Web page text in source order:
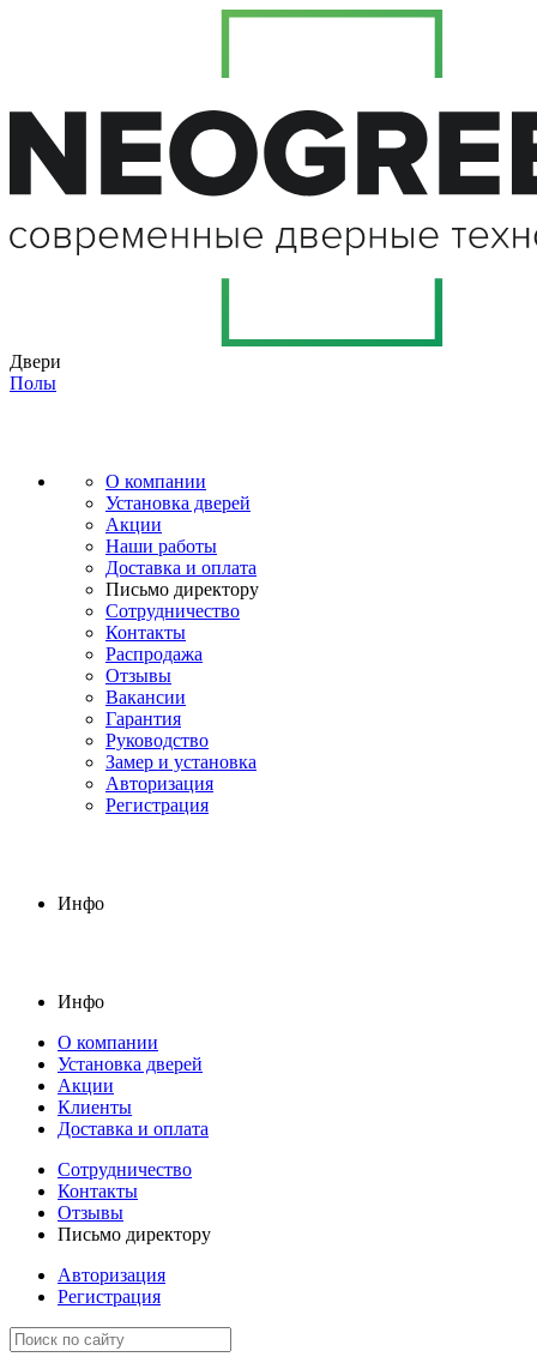
Двери
Полы
О компании
Установка дверей
Акции
Наши работы
Доставка и оплата
Письмо директору
Сотрудничество
Контакты
Распродажа
Отзывы
Вакансии
Гарантия
Руководство
Замер и установка
Авторизация
Регистрация
Инфо
Инфо
О компании
Установка дверей
Акции
Клиенты
Доставка и оплата
Сотрудничество
Контакты
Отзывы
Письмо директору
Авторизация
Регистрация